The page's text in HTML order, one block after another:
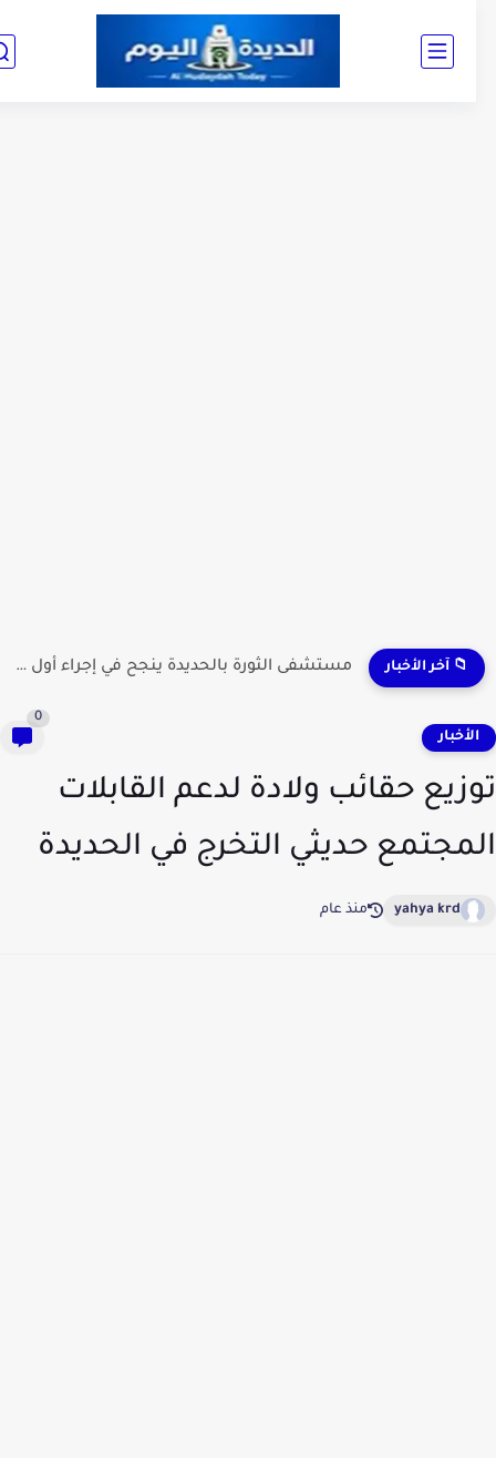
📁 آخر الأخبار مستشفى الثورة بالحديدة ينجح في إجراء أول عملية لاستئصال...
حقائب ولادة لدعم القابلات
حديثي التخرج في الحديدة
yahya krd منذ عام